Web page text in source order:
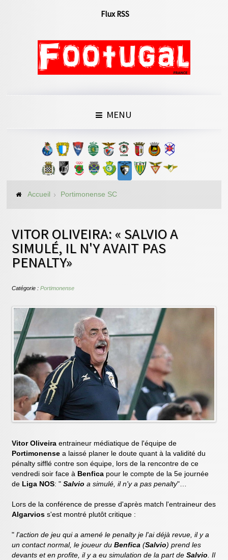
Flux RSS
MENU
Accueil Portimonense SC
VITOR OLIVEIRA: « SALVIO A
SIMULÉ, IL N'Y AVAIT PAS
PENALTY»
Catégorie :Portimonense
Vitor Oliveira entraineur médiatique de l'équipe de
Portimonensea laissé planer le doute quant à la validité du
pénalty sifflé contre son équipe, lors de la rencontre de ce
vendredi soir face à Benficapour le compte de la 5e journée
deLiga NOS: "Salvioa simulé, il n'y a pas penalty"…
Lors de la conférence de presse d'après match l'entraineur des
Algarvioss'est montré plutôt critique :
"l'action de jeu qui a amené le penalty je l'ai déjà revue, il y a
un contact normal, le joueur duBenfica(Salvio) prend les
devants et en profite, il y a eu simulation de la part deSalvio. Il